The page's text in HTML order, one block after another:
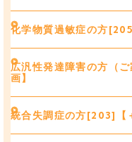
化学物質過敏症の方
広汎性発達障害の方（
画】
統合失調症の方[203]【